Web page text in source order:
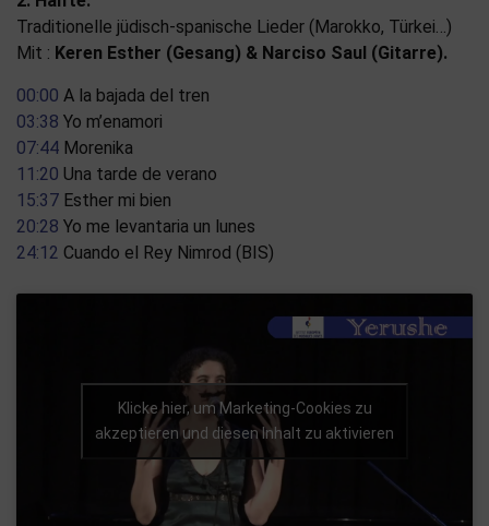
Traditionelle jüdisch-spanische Lieder (Marokko, Türkei…)
Mit : Keren Esther (Gesang) & Narciso Saul (Gitarre).
00:00 A la bajada del tren
03:38 Yo m’enamori
07:44 Morenika
11:20 Una tarde de verano
15:37 Esther mi bien
20:28 Yo me levantaria un lunes
24:12 Cuando el Rey Nimrod (BIS)
Klicke hier, um Marketing-Cookies zu
akzeptieren und diesen Inhalt zu aktivieren